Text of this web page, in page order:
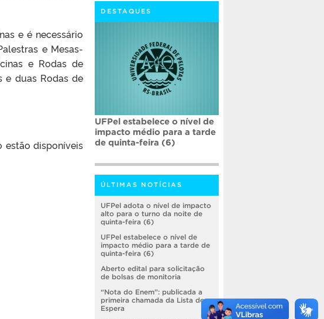
e é necessário
e Mesas-
e Rodas de
e duas Rodas de
estão disponíveis
DESTAQUES
UFPel estabelece o nível de
impacto médio para a tarde
de quinta-feira (6)
ÚLTIMAS NOTÍCIAS
UFPel adota o nível de impacto
alto para o turno da noite de
quinta-feira (6)
UFPel estabelece o nível de
impacto médio para a tarde de
quinta-feira (6)
Aberto edital para solicitação
de bolsas de monitoria
“Nota do Enem”: publicada a
primeira chamada da Lista de
Espera